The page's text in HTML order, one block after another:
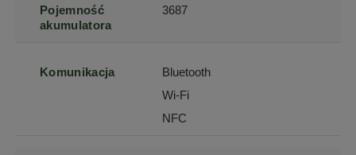
Pojemność
akumulatora
3687
Komunikacja
Bluetooth
Wi-Fi
NFC